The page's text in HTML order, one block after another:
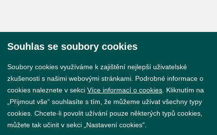
Souhlas se soubory cookies
Soubory cookies využíváme k zajištění nejlepší uživatelské
zkušenosti s našimi webovými stránkami. Podrobné informace o
cookies naleznete v sekci Více informací o cookies . Kliknutím na
„Přijmout vše“ souhlasíte s tím, že můžeme užívat všechny typy
cookies. Chcete-li povolit užívání pouze některých typů cookies,
můžete tak učinit v sekci „Nastavení cookies“.